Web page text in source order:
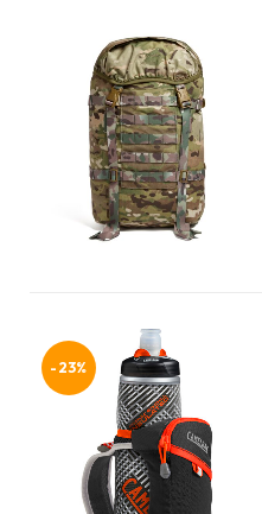
-23%